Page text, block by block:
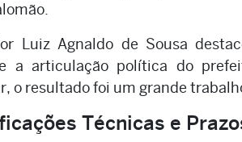
Luiz Agnaldo de Sousa
a articulação política do
o resultado foi um grande
Técnicas e